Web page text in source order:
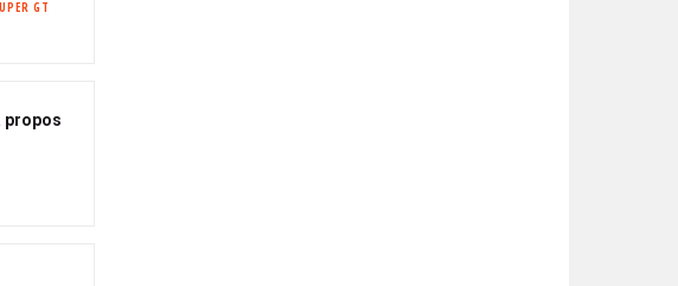
GT
propos